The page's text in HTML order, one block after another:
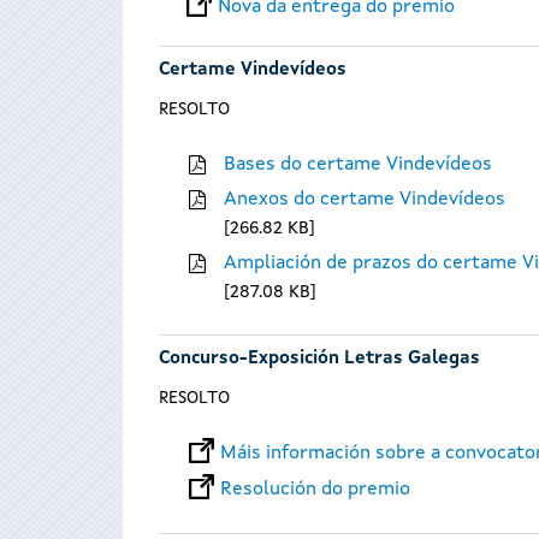
Nova da entrega do premio
Certame Vindevídeos
RESOLTO
Bases do certame Vindevídeos
Anexos do certame Vindevídeos
266.82 KB
Ampliación de prazos do certame
287.08 KB
Concurso-Exposición Letras Galegas
RESOLTO
Máis información sobre a
Resolución do premio